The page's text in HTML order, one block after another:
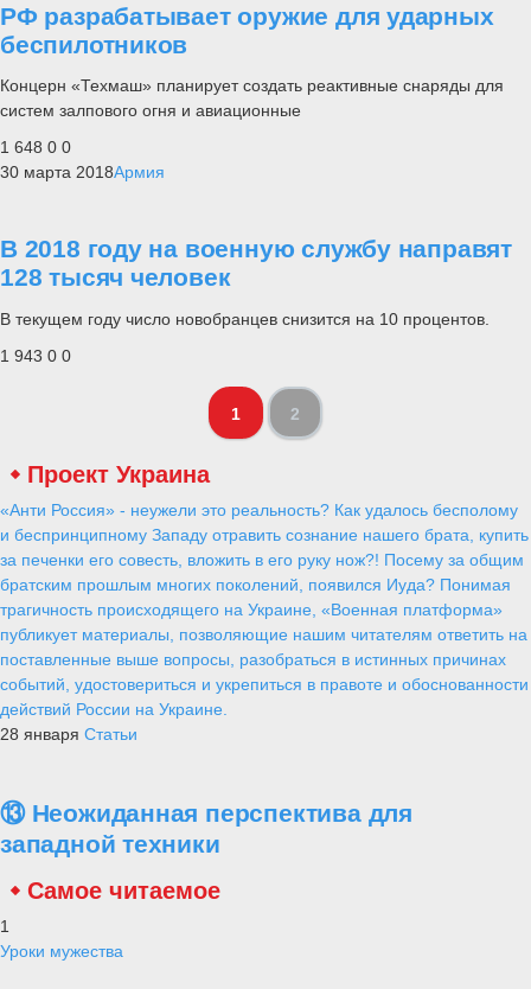
РФ разрабатывает оружие для ударных
беспилотников
Концерн «Техмаш» планирует создать реактивные снаряды для
систем залпового огня и авиационные
1 648 0 0
30 марта 2018Армия
В 2018 году на военную службу направят
128 тысяч человек
В текущем году число новобранцев снизится на 10 процентов.
1 943 0 0
1 2
Проект Украина
«Анти Россия» - неужели это реальность? Как удалось бесполому
и беспринципному Западу отравить сознание нашего брата, купить
за печенки его совесть, вложить в его руку нож?! Посему за общим
братским прошлым многих поколений, появился Иуда? Понимая
трагичность происходящего на Украине, «Военная платформа»
публикует материалы, позволяющие нашим читателям ответить на
поставленные выше вопросы, разобраться в истинных причинах
событий, удостовериться и укрепиться в правоте и обоснованности
действий России на Украине.
28 января Статьи
⑬ Неожиданная перспектива для
западной техники
Самое читаемое
1
Уроки мужества